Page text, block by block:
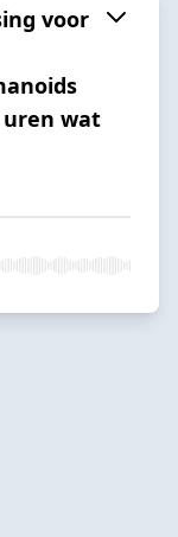
voor
wat